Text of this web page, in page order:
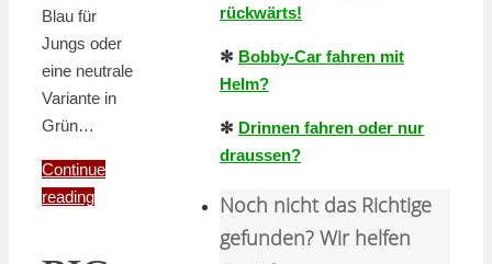
Blau für
Jungs oder
eine neutrale
Variante in
Grün…
Continue
reading
rückwärts!
✻ Bobby-Car fahren mit
Helm?
✻ Drinnen fahren oder nur
draussen?
Noch nicht das Richtige
gefunden? Wir helfen